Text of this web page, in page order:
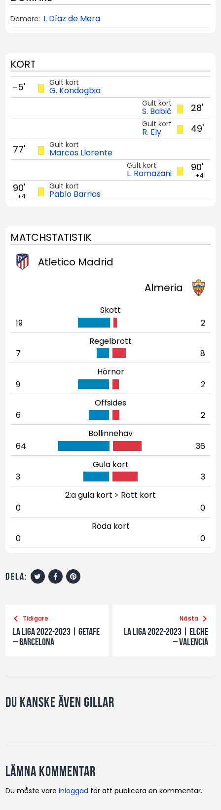
Domare: I. Díaz de Mera
KORT
Gult kort
G. Kondogbia
-5'
28'
Gult kort
S. Babić
49'
Gult kort
R. Ely
Gult kort
Marcos Llorente
77'
90'
+4
Gult kort
L. Ramazani
Gult kort
Pablo Barrios
90'
+4
MATCHSTATISTIK
Atletico Madrid
Almeria
Skott
19
2
Regelbrott
7
8
Hörnor
9
2
Offsides
6
2
Bollinnehav
64
36
Gula kort
3
3
2:a gula kort > Rött kort
0
0
Röda kort
0
0
dela:
Tidigare
La Liga 2022-2023 | Getafe
– Barcelona
Nästa
La Liga 2022-2023 | Elche
– Valencia
Du kanske även gillar
Lämna kommentar
Du måste varainloggad för att publicera en kommentar.